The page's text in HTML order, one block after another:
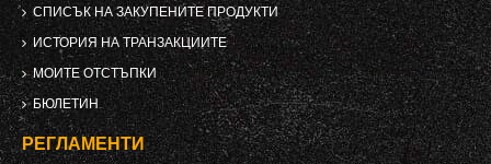
СПИСЪК НА ЗАКУПЕНИТЕ ПРОДУКТИ
ИСТОРИЯ НА ТРАНЗАКЦИИТЕ
МОИТЕ ОТСТЪПКИ
БЮЛЕТИН
РЕГЛАМЕНТИ